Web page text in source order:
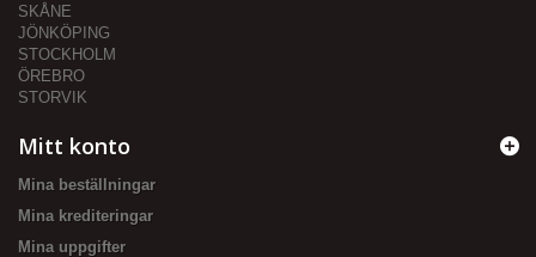
SKÅNE
JÖNKÖPING
STOCKHOLM
ÖREBRO
STORVIK
Mitt konto
Mina beställningar
Mina krediteringar
Mina uppgifter